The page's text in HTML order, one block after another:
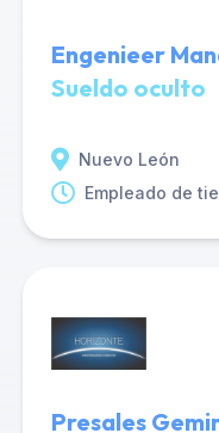
Engenieer
Sueldo oculto
Nuevo León
Empleado de
Presales